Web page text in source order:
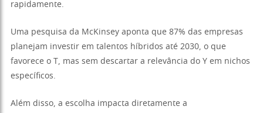
rapidamente.
Uma pesquisa da McKinsey aponta que 87% das empresas
planejam investir em talentos híbridos até 2030, o que
favorece o T, mas sem descartar a relevância do Y em nichos
específicos.
Além disso, a escolha impacta diretamente a